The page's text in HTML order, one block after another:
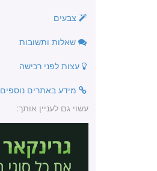
צבעים
שאלות ותשובות
עצות לפני רכישה
מידע באתרים נוספים
עשוי גם לעניין אותך: